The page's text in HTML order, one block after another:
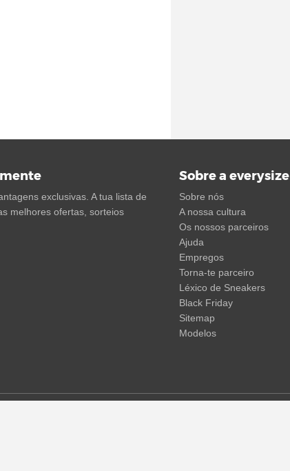
exclusivas. A tua lista de
melhores ofertas, sorteios
Sobre a everysize
Sobre nós
A nossa cultura
Os nossos parceiros
Ajuda
Empregos
Torna-te parceiro
Léxico de Sneakers
Black Friday
Sitemap
Modelos